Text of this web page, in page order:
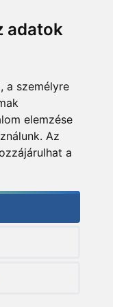
adatok
a személyre
elemzése
Az
a